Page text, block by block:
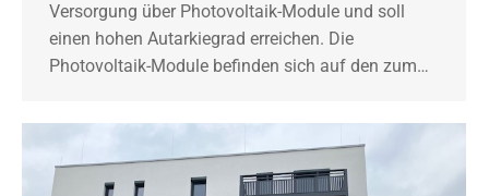
Versorgung über Photovoltaik-Module und soll
einen hohen Autarkiegrad erreichen. Die
Photovoltaik-Module befinden sich auf den zum…